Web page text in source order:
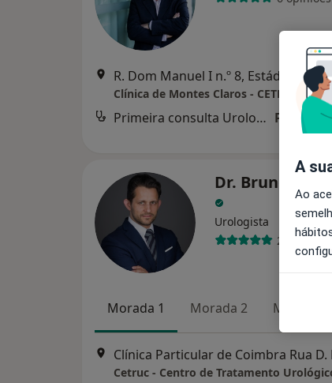
Clínica de Montes Claros - CETRUC
Primeira consulta Urologia Preço
Dr. Bruno
Urologista
2 opiniões
Morada 1 Morada 2 Morada 3
Cetruc - Centro de Tratamento
A
Ao